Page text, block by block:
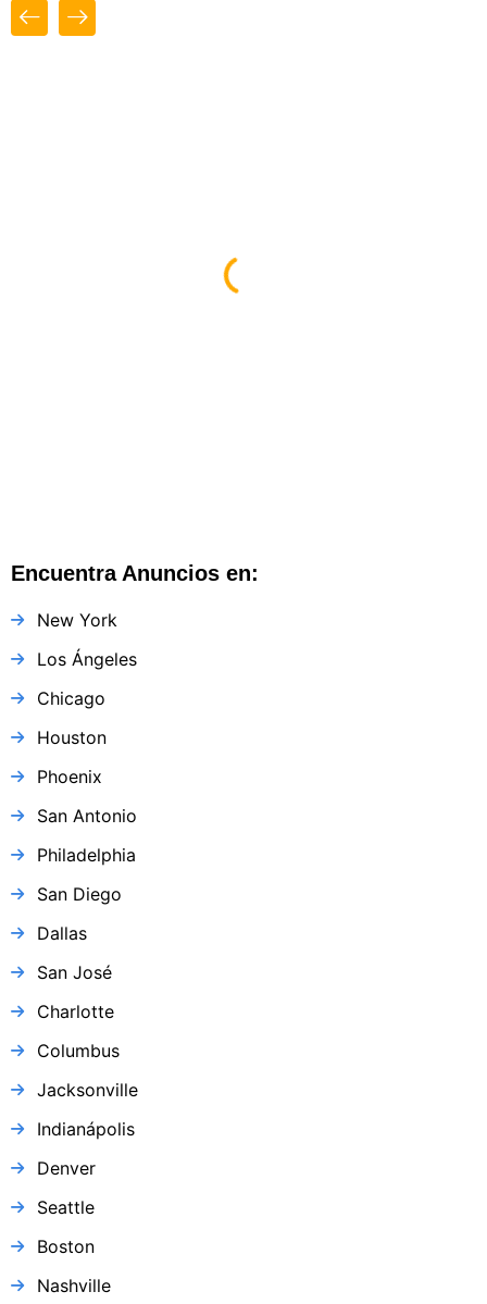
Encuentra Anuncios en:
New York
Los Ángeles
Chicago
Houston
Phoenix
San Antonio
Philadelphia
San Diego
Dallas
San José
Charlotte
Columbus
Jacksonville
Indianápolis
Denver
Seattle
Boston
Nashville